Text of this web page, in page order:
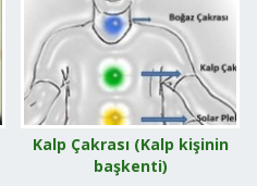
Kalp Çakrası (Kalp kişinin
başkenti)